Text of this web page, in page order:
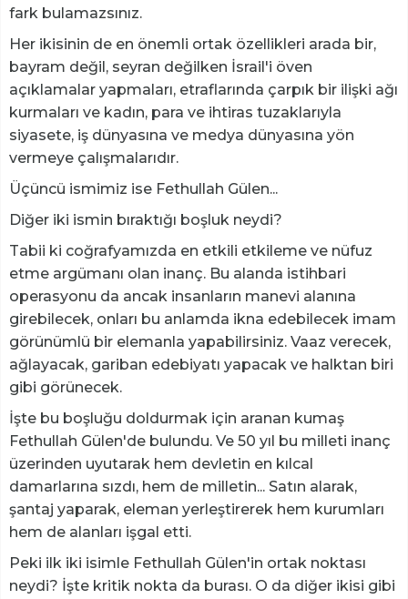
fark bulamazsınız.
Her ikisinin de en önemli ortak özellikleri arada bir,
bayram değil, seyran değilken İsrail'i öven
açıklamalar yapmaları, etraflarında çarpık bir ilişki ağı
kurmaları ve kadın, para ve ihtiras tuzaklarıyla
siyasete, iş dünyasına ve medya dünyasına yön
vermeye çalışmalarıdır.
Üçüncü ismimiz ise Fethullah Gülen...
Diğer iki ismin bıraktığı boşluk neydi?
Tabii ki coğrafyamızda en etkili etkileme ve nüfuz
etme argümanı olan inanç. Bu alanda istihbari
operasyonu da ancak insanların manevi alanına
girebilecek, onları bu anlamda ikna edebilecek imam
görünümlü bir elemanla yapabilirsiniz. Vaaz verecek,
ağlayacak, gariban edebiyatı yapacak ve halktan biri
gibi görünecek.
İşte bu boşluğu doldurmak için aranan kumaş
Fethullah Gülen'de bulundu. Ve 50 yıl bu milleti inanç
üzerinden uyutarak hem devletin en kılcal
damarlarına sızdı, hem de milletin... Satın alarak,
şantaj yaparak, eleman yerleştirerek hem kurumları
hem de alanları işgal etti.
Peki ilk iki isimle Fethullah Gülen'in ortak noktası
neydi? İşte kritik nokta da burası. O da diğer ikisi gibi